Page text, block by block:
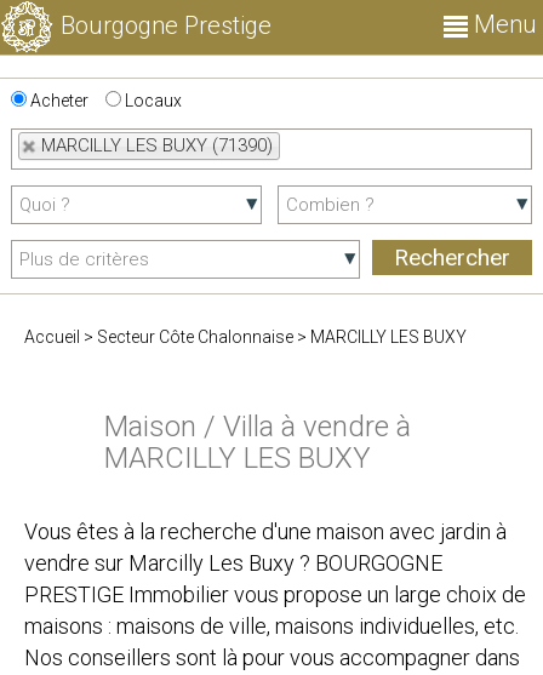
Bourgogne Prestige Menu
Acheter Locaux
MARCILLY LES BUXY (71390)
Accueil > Secteur Côte Chalonnaise > MARCILLY LES BUXY
Maison / Villa à vendre à
MARCILLY LES BUXY
Vous êtes à la recherche d'une maison avec jardin à
vendre sur Marcilly Les Buxy ? BOURGOGNE
PRESTIGE Immobilier vous propose un large choix de
maisons : maisons de ville, maisons individuelles, etc.
Nos conseillers sont là pour vous accompagner dans